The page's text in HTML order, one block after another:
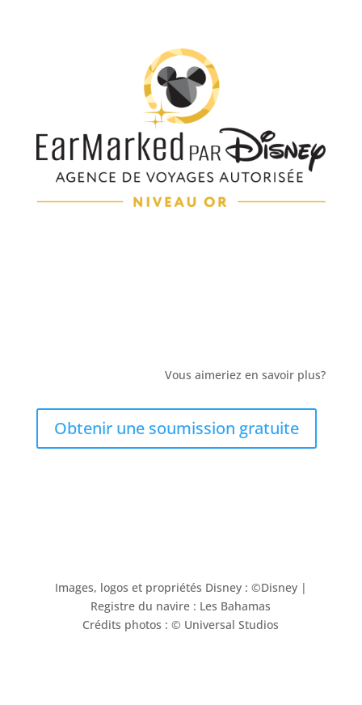
Vous aimeriez en savoir plus?
Obtenir une soumission gratuite
Images, logos et propriétés Disney : ©Disney |
Registre du navire : Les Bahamas
Crédits photos : © Universal Studios